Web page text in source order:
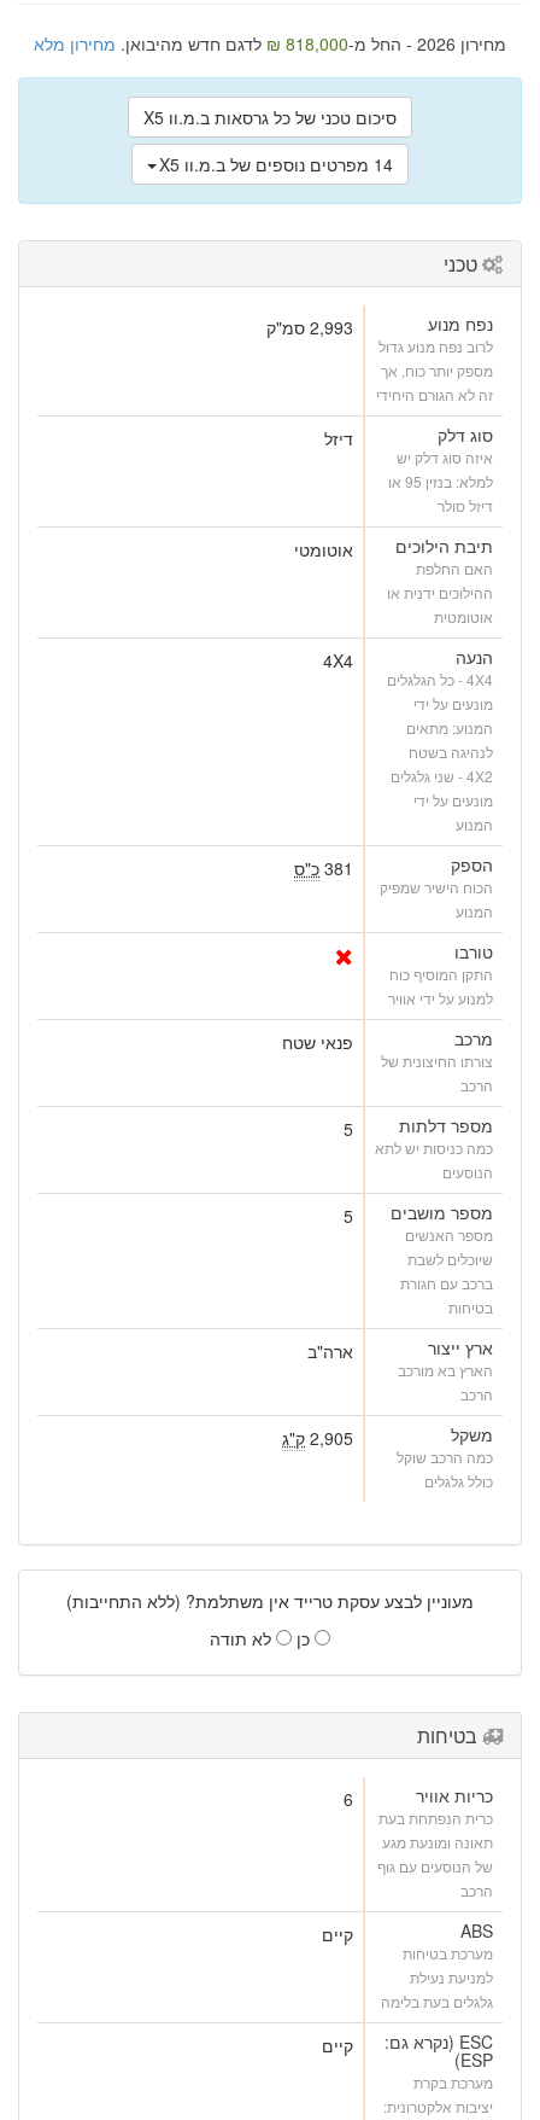
מחירון 2026 - החל מ- 818,000 ₪ לדגם חדש מהיבואן. מחירון מלא
סיכום טכני של כל גרסאות ב.מ.וו X5
14 מפרטים נוספים של ב.מ.וו X5
טכני
נפח מנוע
לרוב נפח מנוע גדול
מספק יותר כוח, אך
זה לא הגורם היחידי
2,993 סמ"ק
סוג דלק
איזה סוג דלק יש
למלא: בנזין 95 או
דיזל סולר
דיזל
תיבת הילוכים
האם החלפת
ההילוכים ידנית או
אוטומטית
אוטומטי
הנעה
4X4 - כל הגלגלים
מונעים על ידי
המנוע: מתאים
לנהיגה בשטח
4X2 - שני גלגלים
מונעים על ידי
המנוע
4X4
הספק
הכוח הישיר שמפיק
המנוע
381 כ"ס
טורבו
התקן המוסיף כוח
למנוע על ידי אוויר
מרכב
צורתו החיצונית של
הרכב
פנאי שטח
מספר דלתות
כמה כניסות יש לתא
הנוסעים
5
מספר מושבים
מספר האנשים
שיוכלים לשבת
ברכב עם חגורת
בטיחות
5
ארץ ייצור
הארץ בא מורכב
הרכב
ארה"ב
משקל
כמה הרכב שוקל
כולל גלגלים
2,905 ק"ג
מעוניין לבצע עסקת טרייד אין משתלמת? (ללא התחייבות)
כן
לא תודה
בטיחות
כריות אוויר
כרית הנפתחת בעת
תאונה ומונעת מגע
של הנוסעים עם גוף
הרכב
6
ABS
מערכת בטיחות
למניעת נעילת
גלגלים בעת בלימה
קיים
ESC (נקרא גם:
ESP)
מערכת בקרת
יציבות אלקטרונית:
קיים